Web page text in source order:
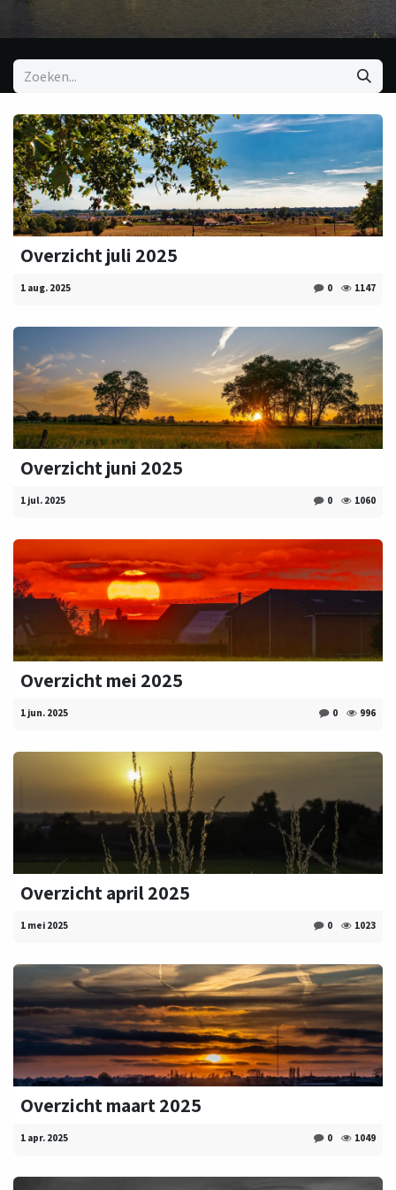
Overzicht juli 2025
1 aug. 2025 0 1147
Overzicht juni 2025
1 jul. 2025 0 1060
Overzicht mei 2025
1 jun. 2025 0 996
Overzicht april 2025
1 mei 2025 0 1023
Overzicht maart 2025
1 apr. 2025 0 1049